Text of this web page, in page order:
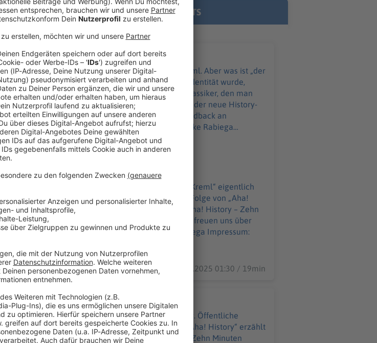
ANDERE PODCASTS
der Macht?
Schaltzentrale der Macht?
und das Zentrum der Macht: Der Kreml. Aber was ist „der
einer kleinen Holzfestung der Kern der russischen Identität wurde,
History“. Und es geht um einen teuren Modeklassiker, den man
der neue History-
ab 6 Uhr. Wir freuen uns über Feedback an
article7893735/Impressum.html Datenschutz:
Datenschutzerklaerung-WELT-DIGITAL.html
Zentrum der Macht: Der Kreml. Aber was ist „der Kreml“ eigentlich
Identität wurde, darum dreht sich diese Folge von „Aha!
einfach kaufen kann: Die Birkin Bag. "Aha! History – Zehn
montags und donnerstags ab 6 Uhr. Wir freuen uns über
Datenschutz:
WELT-DIGITAL.html
06.01.2025 01:30 / 19min
prägten
die meisten Menschen kein Bad in ihrer Wohnung. Öffentliche
aber brachten auch die Gesellschaft zusammen. „Aha! History“ erzählt
zum Wellnesstempel. "Aha! History – Zehn Minuten